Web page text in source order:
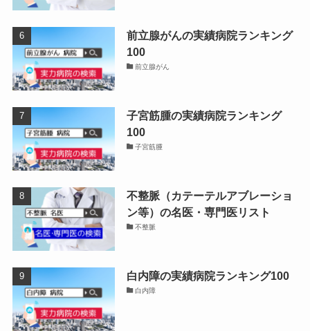
前立腺がんの実績病院ランキング
100
前立腺がん
子宮筋腫の実績病院ランキング
100
子宮筋腫
不整脈（カテーテルアブレーショ
ン等）の名医・専門医リスト
不整脈
白内障の実績病院ランキング100
白内障